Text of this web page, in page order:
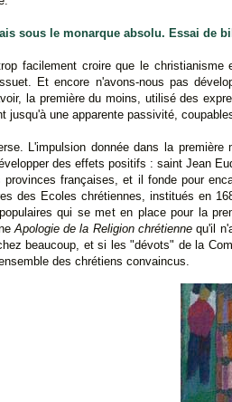
sous le monarque absolu. Essai de
facilement croire que le
Et encore n'avons-nous pas
la première du moins, utilisé des
jusqu'à une apparente passivité,
L'impulsion donnée dans la
des effets positifs : saint Jean
provinces françaises, et il fonde pour
des Ecoles chrétiennes, institués en
qui se met en place pour la
Apologie de la Religion chrétienne qu'il
beaucoup, et si les "dévots" de la
des chrétiens convaincus.